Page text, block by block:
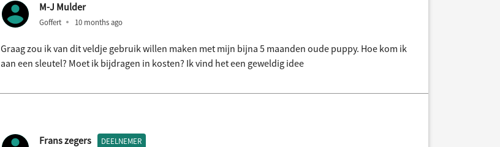
M-J Mulder
Goffert 10 months ago
Graag zou ik van dit veldje gebruik willen maken met mijn bijna 5 maanden oude puppy. Hoe kom ik
aan een sleutel? Moet ik bijdragen in kosten? Ik vind het een geweldig idee
Frans zegers DEELNEMER